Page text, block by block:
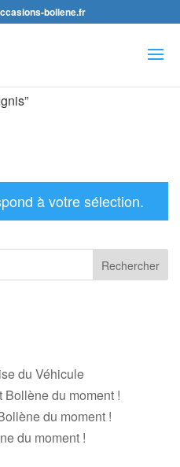
bollene.fr
à votre sélection.
du Véhicule
du moment !
du moment !
du moment !